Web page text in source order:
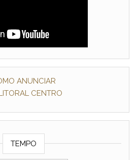
ANUNCIAR
CENTRO
TEMPO